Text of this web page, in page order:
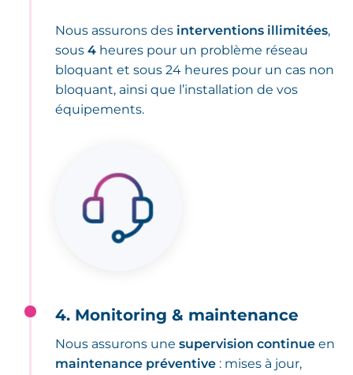
Nous assurons des interventions illimitées,
sous4 heures pour un problème réseau
bloquant et sous 24 heures pour un cas non
bloquant, ainsi que l’installation de vos
équipements.
4. Monitoring & maintenance
Nous assurons unesupervision continue en
maintenance préventive : mises à jour,